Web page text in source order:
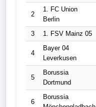
2
1. FC Union
Berlin
3 1. FSV Mainz 05
4
Bayer 04
Leverkusen
5
Borussia
Dortmund
6
Borussia